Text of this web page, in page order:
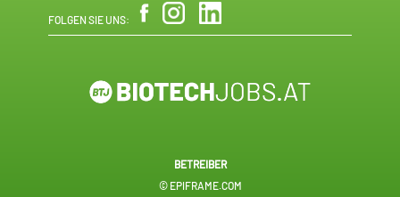
FOLGEN SIE UNS:
BETREIBER
© EPIFRAME.COM